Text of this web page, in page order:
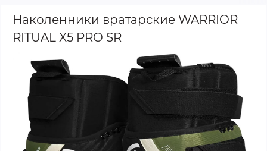
Наколенники вратарские WARRIOR
RITUAL X5 PRO SR